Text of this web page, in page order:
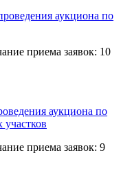
аукциона по
приема заявок: 10
аукциона по
приема заявок: 9